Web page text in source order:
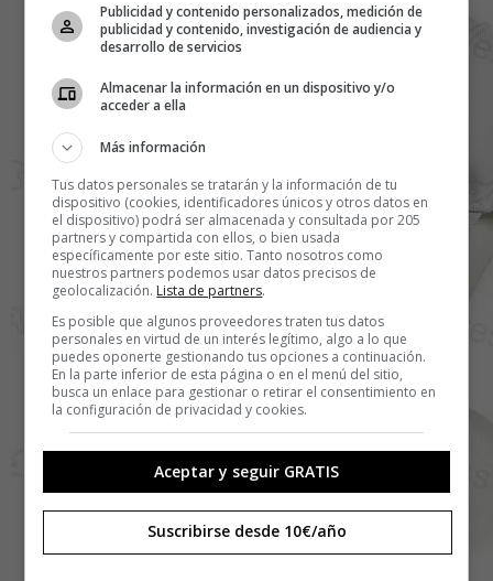
Publicidad y contenido personalizados, medición de
publicidad y contenido, investigación de audiencia y
desarrollo de servicios
Almacenar la información en un dispositivo y/o
acceder a ella
Más información
Tus datos personales se tratarán y la información de tu
dispositivo (cookies, identificadores únicos y otros datos en
el dispositivo) podrá ser almacenada y consultada por 205
partners y compartida con ellos, o bien usada
específicamente por este sitio. Tanto nosotros como
nuestros partners podemos usar datos precisos de
geolocalización. Lista de partners.
Es posible que algunos proveedores traten tus datos
personales en virtud de un interés legítimo, algo a lo que
puedes oponerte gestionando tus opciones a continuación.
En la parte inferior de esta página o en el menú del sitio,
busca un enlace para gestionar o retirar el consentimiento en
la configuración de privacidad y cookies.
Aceptar y seguir GRATIS
Suscribirse desde 10€/año